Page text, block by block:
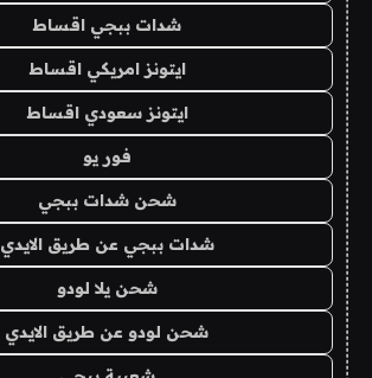
شدات ببجي اقساط
ايتونز امريكي اقساط
ايتونز سعودي اقساط
فور يو
شحن شدات ببجي
شدات ببجي عن طريق الايدي
شحن يلا لودو
شحن لودو عن طريق الايدي